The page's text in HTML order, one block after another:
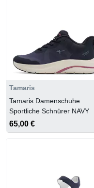
Tamaris
Tamaris Damenschuhe
Sportliche Schnürer NAVY
65,00 €